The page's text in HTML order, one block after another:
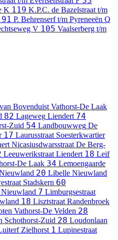
K 119 K.P.C. de Bazelstraat t/m
91 P. Behrenserf t/m Pyreneeën Q
V 105 Vaalserberg t/m
Bovenduist Vathorst-De Laak
82 Lageweg Liendert 74
Zuid 54 Landbouwweg De
17 Laurusstraat Soesterkwartier
Nicasiusdwarsstraat De Berg-
Leeuwerikstraat Liendert 18 Leif
De Laak 34 Lemoengaarde
20 Libelle Nieuwland
Stadskern 60
Nieuwland 7 Limburgsestraat
18 Lisztstraat Randenbroek
Vathorst-De Velden 28
Schothorst-Zuid 28 Loudonlaan
Zielhorst 1 Lupinestraat